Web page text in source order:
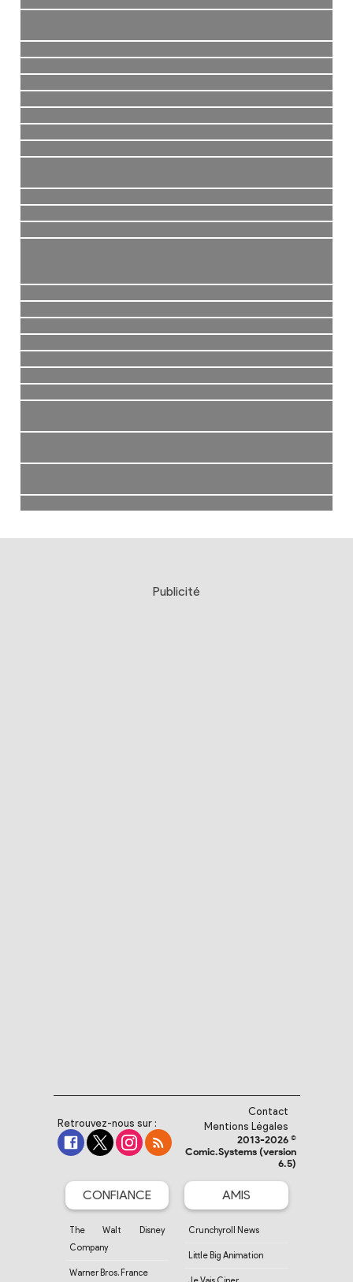
Publicité
Retrouvez-nous sur :
Contact
Mentions Légales
2013-2026 ©
Comic.Systems (version
6.5)
CONFIANCE
The Walt Disney
Company
Warner Bros. France
AMIS
Crunchyroll News
Little Big Animation